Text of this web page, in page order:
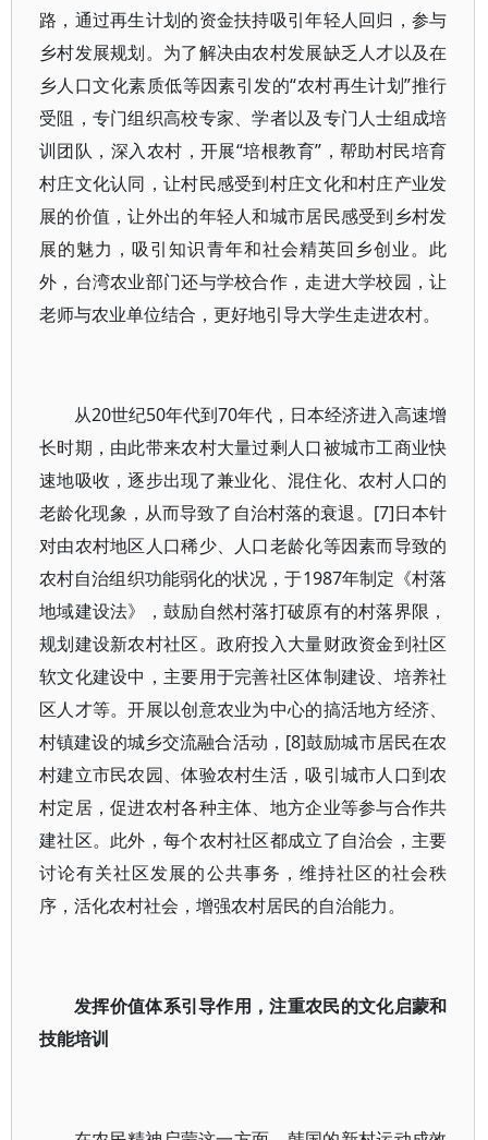
路，通过再生计划的资金扶持吸引年轻人回归，参与
乡村发展规划。为了解决由农村发展缺乏人才以及在
乡人口文化素质低等因素引发的“农村再生计划”推行
受阻，专门组织高校专家、学者以及专门人士组成培
训团队，深入农村，开展“培根教育”，帮助村民培育
村庄文化认同，让村民感受到村庄文化和村庄产业发
展的价值，让外出的年轻人和城市居民感受到乡村发
展的魅力，吸引知识青年和社会精英回乡创业。此
外，台湾农业部门还与学校合作，走进大学校园，让
老师与农业单位结合，更好地引导大学生走进农村。
从20世纪50年代到70年代，日本经济进入高速增
长时期，由此带来农村大量过剩人口被城市工商业快
速地吸收，逐步出现了兼业化、混住化、农村人口的
老龄化现象，从而导致了自治村落的衰退。[7]日本针
对由农村地区人口稀少、人口老龄化等因素而导致的
农村自治组织功能弱化的状况，于1987年制定《村落
地域建设法》，鼓励自然村落打破原有的村落界限，
规划建设新农村社区。政府投入大量财政资金到社区
软文化建设中，主要用于完善社区体制建设、培养社
区人才等。开展以创意农业为中心的搞活地方经济、
村镇建设的城乡交流融合活动，[8]鼓励城市居民在农
村建立市民农园、体验农村生活，吸引城市人口到农
村定居，促进农村各种主体、地方企业等参与合作共
建社区。此外，每个农村社区都成立了自治会，主要
讨论有关社区发展的公共事务，维持社区的社会秩
序，活化农村社会，增强农村居民的自治能力。
发挥价值体系引导作用，注重农民的文化启蒙和
技能培训